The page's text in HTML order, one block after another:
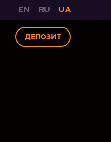
EN RU UA
ДЕПОЗИТ